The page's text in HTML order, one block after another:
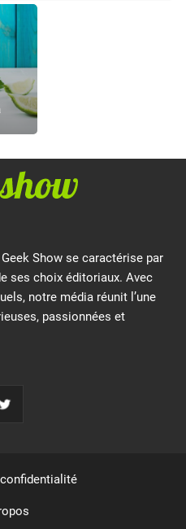
Show se caractérise par
ses choix éditoriaux. Avec
notre média réunit l’une
passionnées et